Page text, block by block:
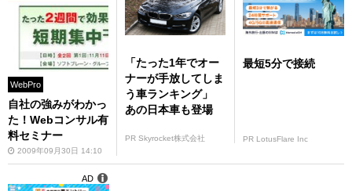
WebPro
自社の強みがわかっ
た！Webコンサル有
料セミナー
2009年09月30日 14:10
「たった1年でオー
ナーが手放してしま
う車ランキング」
あの日本車も登場
PR Skyrocket株式会社
最短5分で接続
PR LotusFlare Inc
AD